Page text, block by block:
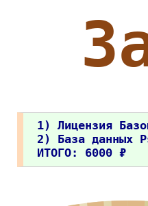
1) Лицензия
2) База данных
ИТОГО: 6000 ₽